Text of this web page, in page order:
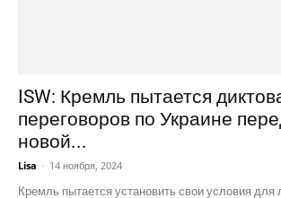
ISW: Кремль пытается
переговоров по Украине
новой...
Lisa - 14 ноября, 2024
Кремль пытается установить свои условия